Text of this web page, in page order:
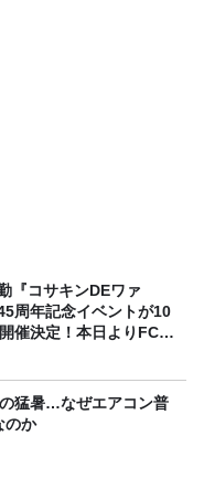
『コサキンDEワァ
周年記念イベントが10
催決定！本日よりFC先
猛暑…なぜエアコン普
のか